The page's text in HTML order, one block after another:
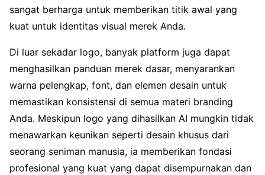
sangat berharga untuk memberikan titik awal yang
kuat untuk identitas visual merek Anda.
Di luar sekadar logo, banyak platform juga dapat
menghasilkan panduan merek dasar, menyarankan
warna pelengkap, font, dan elemen desain untuk
memastikan konsistensi di semua materi branding
Anda. Meskipun logo yang dihasilkan AI mungkin tidak
menawarkan keunikan seperti desain khusus dari
seorang seniman manusia, ia memberikan fondasi
profesional yang kuat yang dapat disempurnakan dan